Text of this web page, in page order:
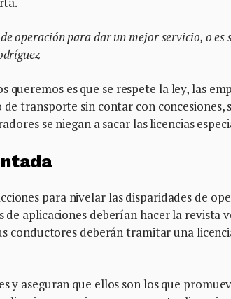
operación para dar un mejor servicio, o es
es que se respete la ley, las
transporte sin contar con concesiones,
se niegan a sacar las licencias
para nivelar las disparidades de
de aplicaciones deberían hacer la revista
conductores deberán tramitar una
y aseguran que ellos son los que